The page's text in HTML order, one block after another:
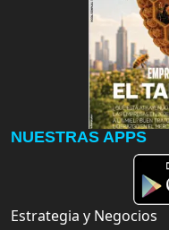
NUESTRAS APPS
Estrategia y Negocios